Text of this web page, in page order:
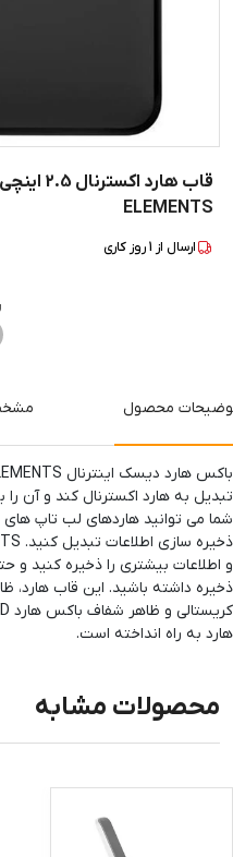
قاب هارد
ELEMENTS
ارسال از 1روز کاری
محصول
تبدیل به هارد اکسترنال کند و آن
شما می توانید هاردهای لب تاپ
و اطلاعات بیشتری را ذخیره کنید و
ذخیره داشته باشید. این قاب
هارد به راه انداخته است.
محصولات مشابه